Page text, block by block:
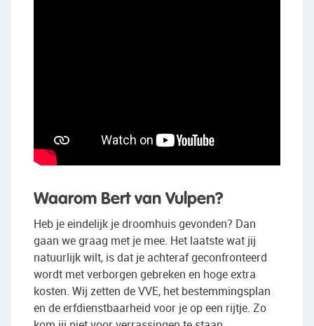
Waarom Bert van Vulpen?
Heb je eindelijk je droomhuis gevonden? Dan
gaan we graag met je mee. Het laatste wat jij
natuurlijk wilt, is dat je achteraf geconfronteerd
wordt met verborgen gebreken en hoge extra
kosten. Wij zetten de VVE, het bestemmingsplan
en de erfdienstbaarheid voor je op een rijtje. Zo